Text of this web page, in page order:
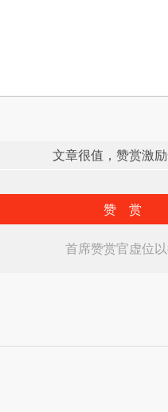
文章很值，赞赏激
赞 赏
首席赞赏官虚位